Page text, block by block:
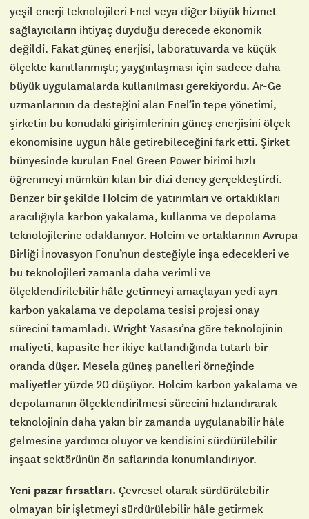
yeşil enerji teknolojileri Enel veya diğer büyük hizmet
sağlayıcıların ihtiyaç duyduğu derecede ekonomik
değildi. Fakat güneş enerjisi, laboratuvarda ve küçük
ölçekte kanıtlanmıştı; yaygınlaşması için sadece daha
büyük uygulamalarda kullanılması gerekiyordu. Ar-Ge
uzmanlarının da desteğini alan Enel’in tepe yönetimi,
şirketin bu konudaki girişimlerinin güneş enerjisini ölçek
ekonomisine uygun hâle getirebileceğini fark etti. Şirket
bünyesinde kurulan Enel Green Power birimi hızlı
öğrenmeyi mümkün kılan bir dizi deney gerçekleştirdi.
Benzer bir şekilde Holcim de yatırımları ve ortaklıkları
aracılığıyla karbon yakalama, kullanma ve depolama
teknolojilerine odaklanıyor. Holcim ve ortaklarının Avrupa
Birliği İnovasyon Fonu’nun desteğiyle inşa edecekleri ve
bu teknolojileri zamanla daha verimli ve
ölçeklendirilebilir hâle getirmeyi amaçlayan yedi ayrı
karbon yakalama ve depolama tesisi projesi onay
sürecini tamamladı. Wright Yasası’na göre teknolojinin
maliyeti, kapasite her ikiye katlandığında tutarlı bir
oranda düşer. Mesela güneş panelleri örneğinde
maliyetler yüzde 20 düşüyor. Holcim karbon yakalama ve
depolamanın ölçeklendirilmesi sürecini hızlandırarak
teknolojinin daha yakın bir zamanda uygulanabilir hâle
gelmesine yardımcı oluyor ve kendisini sürdürülebilir
inşaat sektörünün ön saflarında konumlandırıyor.
Yeni pazar fırsatları. Çevresel olarak sürdürülebilir
olmayan bir işletmeyi sürdürülebilir hâle getirmek